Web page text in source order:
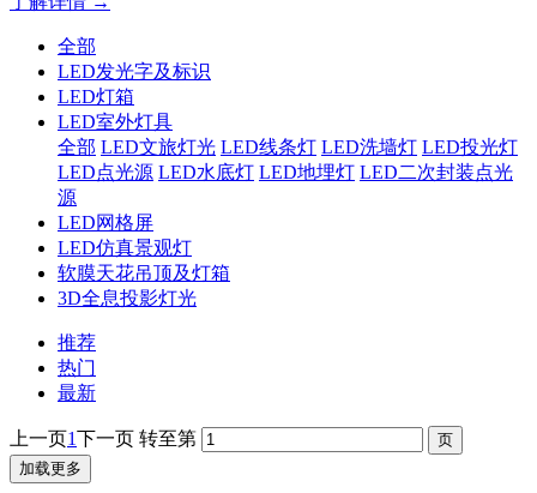
全部
LED发光字及标识
LED灯箱
LED室外灯具
全部 LED文旅灯光 LED线条灯 LED洗墙灯 LED投光灯
LED点光源 LED水底灯 LED地埋灯 LED二次封装点光
源
LED网格屏
LED仿真景观灯
软膜天花吊顶及灯箱
3D全息投影灯光
推荐
热门
最新
上一页1下一页 转至第
加载更多